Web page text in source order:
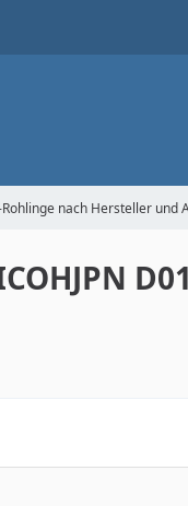
Rohlinge nach Hersteller und